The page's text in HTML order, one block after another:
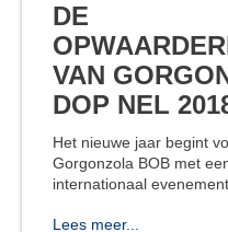
DE
VAN
DOP NEL
Het nieuwe jaar begint
Gorgonzola BOB met
internationaal evenement
referentiepunten voor
Lees meer...